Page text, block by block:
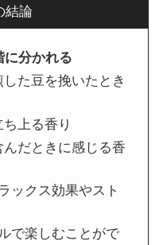
結論
に分かれる
た豆を挽いたとき
上る香り
だときに感じる香
ックス効果やスト
で楽しむことがで